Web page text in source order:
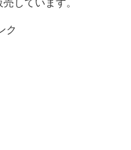
しています。
ク